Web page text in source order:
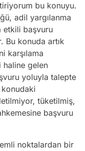
bu konuyu.
adil yargılanma
etkili başvuru
Bu konuda artık
karşılama
haline gelen
yoluyla talepte
konudaki
tüketilmiş,
başvuru
noktalardan bir